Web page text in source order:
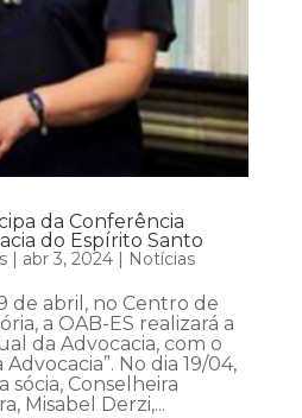
da Conferência
do Espírito Santo
| abr 3, 2024| Notícias
de abril, no Centro de
a OAB-ES realizará a
da Advocacia, com o
No dia 19/04,
sócia, Conselheira
Misabel Derzi,...